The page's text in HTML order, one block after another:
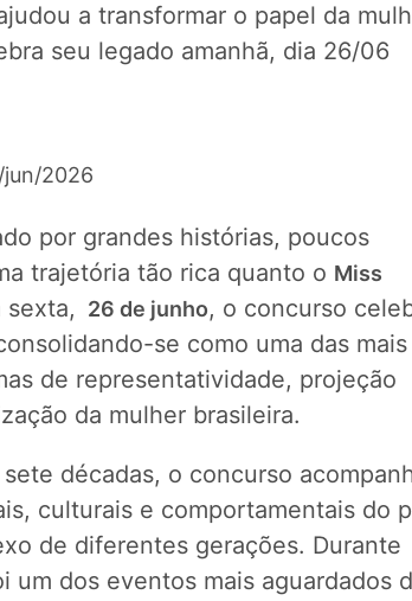
a transformar o papel da
seu legado amanhã, dia 26/06
jun/2026
por grandes histórias, poucos
trajetória tão rica quanto o Miss
sexta, 26 de junho, o concurso
se como uma das mais
de representatividade, projeção
da mulher brasileira.
décadas, o concurso
culturais e comportamentais do
de diferentes gerações. Durante
um dos eventos mais aguardados